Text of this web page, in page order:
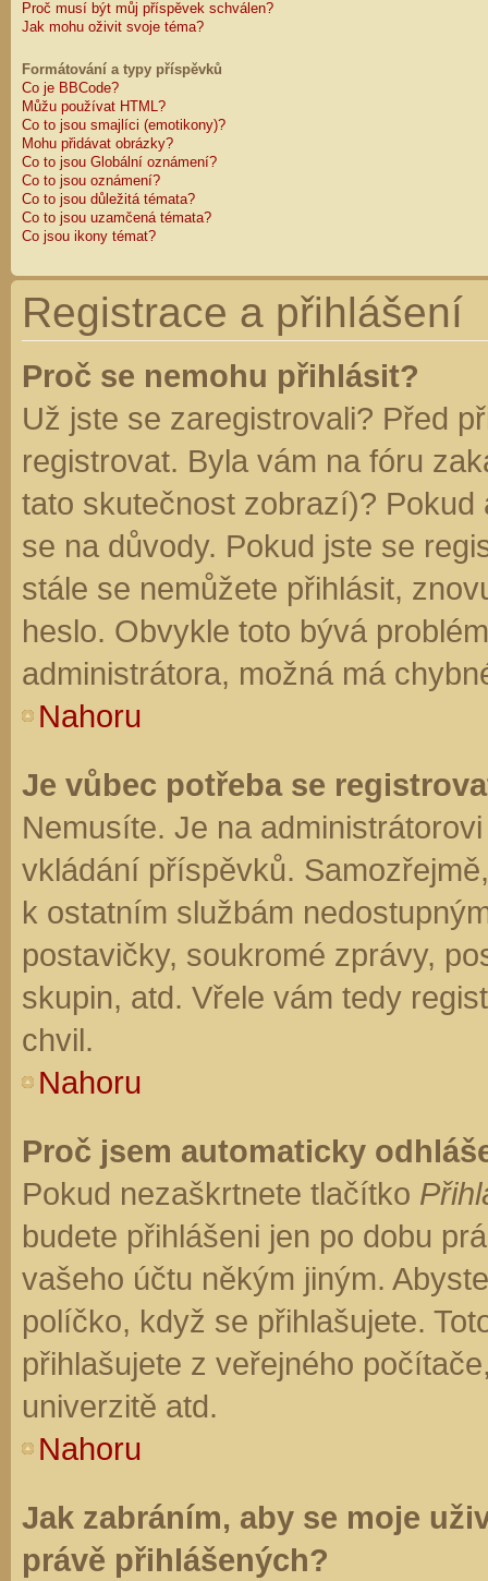
Proč musí být můj příspěvek schválen?
Jak mohu oživit svoje téma?
Formátování a typy příspěvků
Co je BBCode?
Můžu používat HTML?
Co to jsou smajlíci (emotikony)?
Mohu přidávat obrázky?
Co to jsou Globální oznámení?
Co to jsou oznámení?
Co to jsou důležitá témata?
Co to jsou uzamčená témata?
Co jsou ikony témat?
Registrace a přihlášení
Proč se nemohu přihlásit?
Už jste se zaregistrovali? Před
registrovat. Byla vám na fóru
tato skutečnost zobrazí)?
se na důvody. Pokud jste se
stále se nemůžete přihlásit,
heslo. Obvykle toto bývá
administrátora, možná má
Nahoru
Je vůbec potřeba se
Nemusíte. Je na
vkládání příspěvků.
k ostatním službám
postavičky, soukromé zprávy,
skupin, atd. Vřele vám tedy
chvil.
Nahoru
Proč jsem automaticky
Pokud nezaškrtnete tlačítko
budete přihlášeni jen po dobu
vašeho účtu někým jiným.
políčko, když se přihlašujete.
přihlašujete z veřejného
univerzitě atd.
Nahoru
Jak zabráním, aby se moje
právě přihlášených?